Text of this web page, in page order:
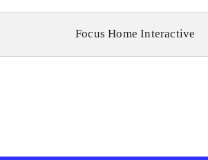
Focus Home Interactive